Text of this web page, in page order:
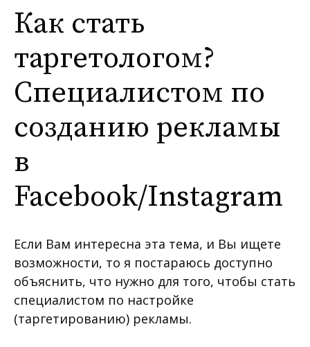
Как стать
таргетологом?
Специалистом по
созданию рекламы
в
Facebook/Instagram
Если Вам интересна эта тема, и Вы ищете
возможности, то я постараюсь доступно
объяснить, что нужно для того, чтобы стать
специалистом по настройке
(таргетированию) рекламы.